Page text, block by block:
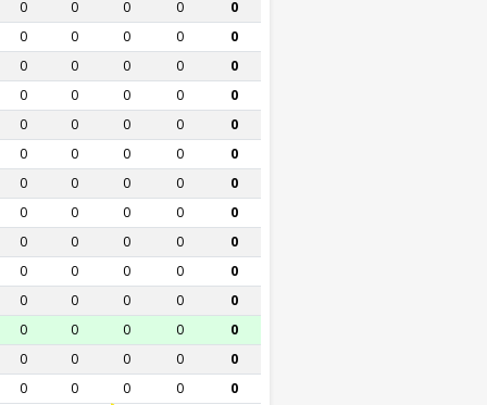
0 0 0 0 0
0 0 0 0 0
0 0 0 0 0
0 0 0 0 0
0 0 0 0 0
0 0 0 0 0
0 0 0 0 0
0 0 0 0 0
0 0 0 0 0
0 0 0 0 0
0 0 0 0 0
0 0 0 0 0
0 0 0 0 0
0 0 0 0 0